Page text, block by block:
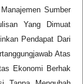
Sumber
Yang Dimuat
Pendapat Dari
Atas
Ekonomi Berhak